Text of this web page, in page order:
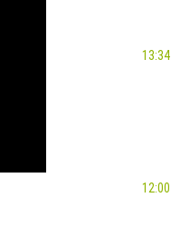
13:34
12:00